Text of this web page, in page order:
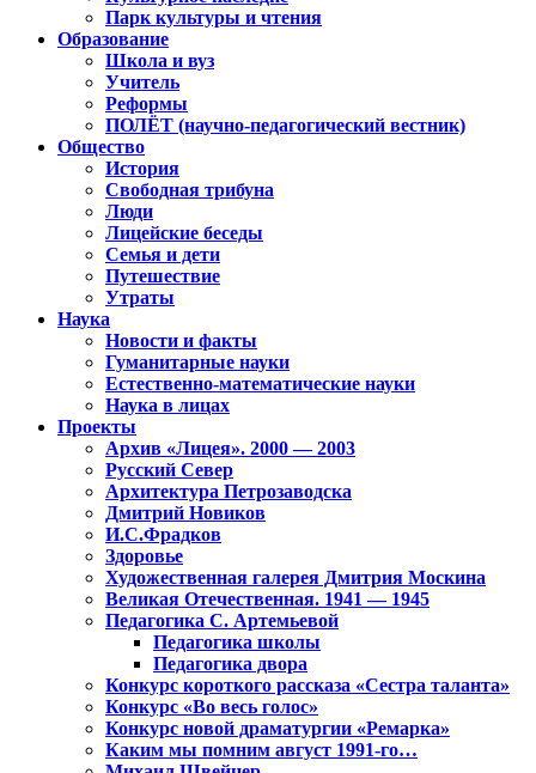
Парк культуры и чтения
Образование
Школа и вуз
Учитель
Реформы
ПОЛЁТ (научно-педагогический вестник)
Общество
История
Свободная трибуна
Люди
Лицейские беседы
Семья и дети
Путешествие
Утраты
Наука
Новости и факты
Гуманитарные науки
Естественно-математические науки
Наука в лицах
Проекты
Архив «Лицея». 2000 — 2003
Русский Север
Архитектура Петрозаводска
Дмитрий Новиков
И.С.Фрадков
Здоровье
Художественная галерея Дмитрия Москина
Великая Отечественная. 1941 — 1945
Педагогика С. Артемьевой
Педагогика школы
Педагогика двора
Конкурс короткого рассказа «Сестра таланта»
Конкурс «Во весь голос»
Конкурс новой драматургии «Ремарка»
Каким мы помним август 1991-го…